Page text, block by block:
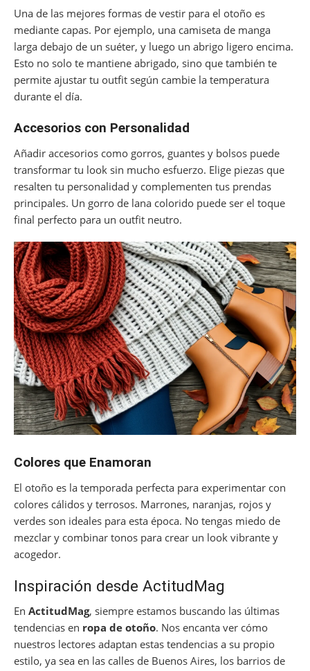
Una de las mejores formas de vestir para el otoño es
mediante capas. Por ejemplo, una camiseta de manga
larga debajo de un suéter, y luego un abrigo ligero encima.
Esto no solo te mantiene abrigado, sino que también te
permite ajustar tu outfit según cambie la temperatura
durante el día.
Accesorios con Personalidad
Añadir accesorios como gorros, guantes y bolsos puede
transformar tu look sin mucho esfuerzo. Elige piezas que
resalten tu personalidad y complementen tus prendas
principales. Un gorro de lana colorido puede ser el toque
final perfecto para un outfit neutro.
Colores que Enamoran
El otoño es la temporada perfecta para experimentar con
colores cálidos y terrosos. Marrones, naranjas, rojos y
verdes son ideales para esta época. No tengas miedo de
mezclar y combinar tonos para crear un look vibrante y
acogedor.
Inspiración desde ActitudMag
En ActitudMag, siempre estamos buscando las últimas
tendencias en ropa de otoño. Nos encanta ver cómo
nuestros lectores adaptan estas tendencias a su propio
estilo, ya sea en las calles de Buenos Aires, los barrios de